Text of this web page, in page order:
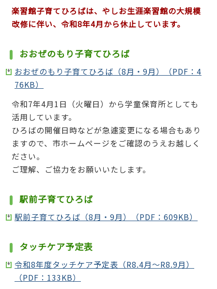
楽習館子育てひろばは、やしお生涯楽習館の大規模
改修に伴い、令和8年4月から休止しています。
おおぜのもり子育てひろば
おおぜのもり子育てひろば（8月・9月）（PDF：4
76KB）
令和7年4月1日（火曜日）から学童保育所としても
活用しています。
ひろばの開催日時などが急遽変更になる場合もあり
ますので、市ホームページをご確認のうえお越しく
ださい。
ご理解、ご協力をお願いいたします。
駅前子育てひろば
駅前子育てひろば（8月・9月）（PDF：609KB）
タッチケア予定表
令和8年度タッチケア予定表（R8.4月～R8.9月）
（PDF：133KB）